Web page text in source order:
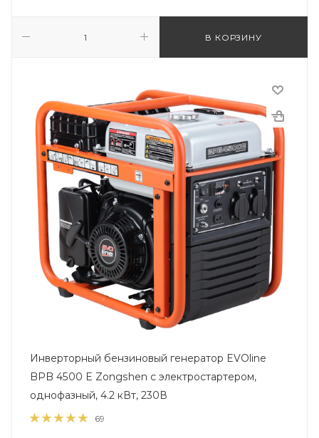
В КОРЗИНУ
Инверторный бензиновый генератор EVOline
BPB 4500 E Zongshen с электростартером,
однофазный, 4.2 кВт, 230В
69